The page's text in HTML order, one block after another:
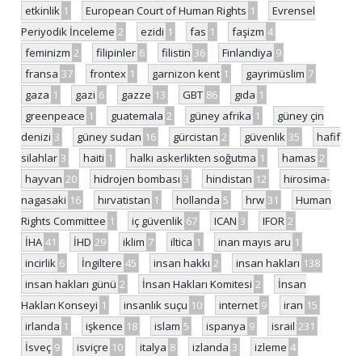
etkinlik 1 European Court of Human Rights 1
Evrensel
Periyodik İnceleme 2 ezidi 1 fas 1 faşizm 4
feminizm 2 filipinler 6 filistin 36 Finlandiya 9
fransa 37 frontex 1 garnizon kent 1 gayrimüslim 7
gaza 1 gazi 6 gazze 13 GBT 86 gıda 1
greenpeace 1 guatemala 2 güney afrika 1
güney çin
denizi 3 güney sudan 16 gürcistan 2 güvenlik 35
hafif
silahlar 3 haiti 1 halkı askerlikten soğutma 1 hamas 2
hayvan 20 hidrojen bombası 3 hindistan 12
hirosima-
nagasaki 16 hırvatistan 1 hollanda 5 hrw 31
Human
Rights Committee 1 iç güvenlik 67 ICAN 3 IFOR 2
İHA 41 İHD 29 iklim 7 iltica 1 inan mayıs aru 1
incirlik 6 İngiltere 45 insan hakkı 2 insan hakları 138
insan hakları günü 2 İnsan Hakları Komitesi 2
İnsan
Hakları Konseyi 1 insanlık suçu 10 internet 9 iran 15
irlanda 1 işkence 18 islam 5 ispanya 9 israil 231
İsveç 9 isviçre 10 italya 8 izlanda 3 izleme 4